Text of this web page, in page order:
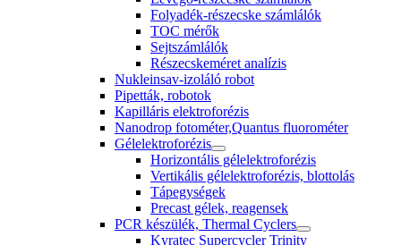
Folyadék-részecske számlálók
TOC mérők
Sejtszámlálók
Részecskeméret analízis
Nukleinsav-izoláló robot
Pipetták, robotok
Kapilláris elektroforézis
Nanodrop fotométer,Quantus fluorométer
Gélelektroforézis
Horizontális gélelektroforézis
Vertikális gélelektroforézis, blottolás
Tápegységek
Precast gélek, reagensek
PCR készülék, Thermal Cyclers
Kyratec Supercycler Trinity